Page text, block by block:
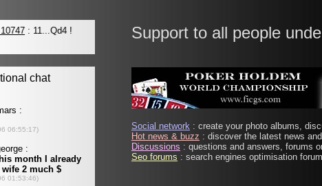
Support to all people
Social network : create your photo albums,
Hot news & buzz : discover the latest news
Discussions : questions and answers, forums
Seo forums : search engines optimisation